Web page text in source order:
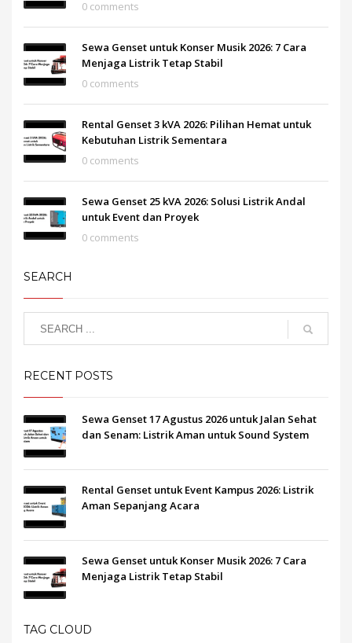
0 comments
Sewa Genset untuk Konser Musik 2026: 7 Cara
Menjaga Listrik Tetap Stabil
0 comments
Rental Genset 3 kVA 2026: Pilihan Hemat untuk
Kebutuhan Listrik Sementara
0 comments
Sewa Genset 25 kVA 2026: Solusi Listrik Andal
untuk Event dan Proyek
0 comments
SEARCH
RECENT POSTS
Sewa Genset 17 Agustus 2026 untuk Jalan Sehat
dan Senam: Listrik Aman untuk Sound System
Rental Genset untuk Event Kampus 2026: Listrik
Aman Sepanjang Acara
Sewa Genset untuk Konser Musik 2026: 7 Cara
Menjaga Listrik Tetap Stabil
TAG CLOUD